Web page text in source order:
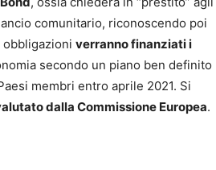
comunitario, riconoscendo poi
verranno finanziati i
secondo un piano ben definito
membri entro aprile 2021. Si
dalla Commissione Europea.